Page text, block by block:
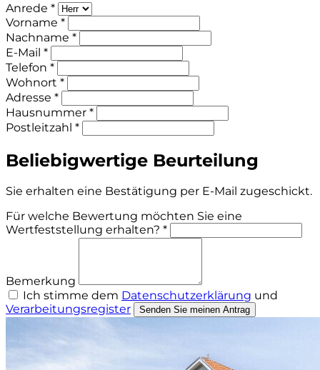
Anrede *
Vorname *
Nachname *
E-Mail *
Telefon *
Wohnort *
Adresse *
Hausnummer *
Postleitzahl *
Beliebigwertige Beurteilung
Sie erhalten eine Bestätigung per E-Mail zugeschickt.
Für welche Bewertung möchten Sie eine
Wertfeststellung erhalten? *
Bemerkung
Ich stimme dem Datenschutzerklärung und
Verarbeitungsregister
Senden Sie meinen Antrag